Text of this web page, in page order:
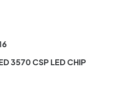
3570 CSP LED CHIP